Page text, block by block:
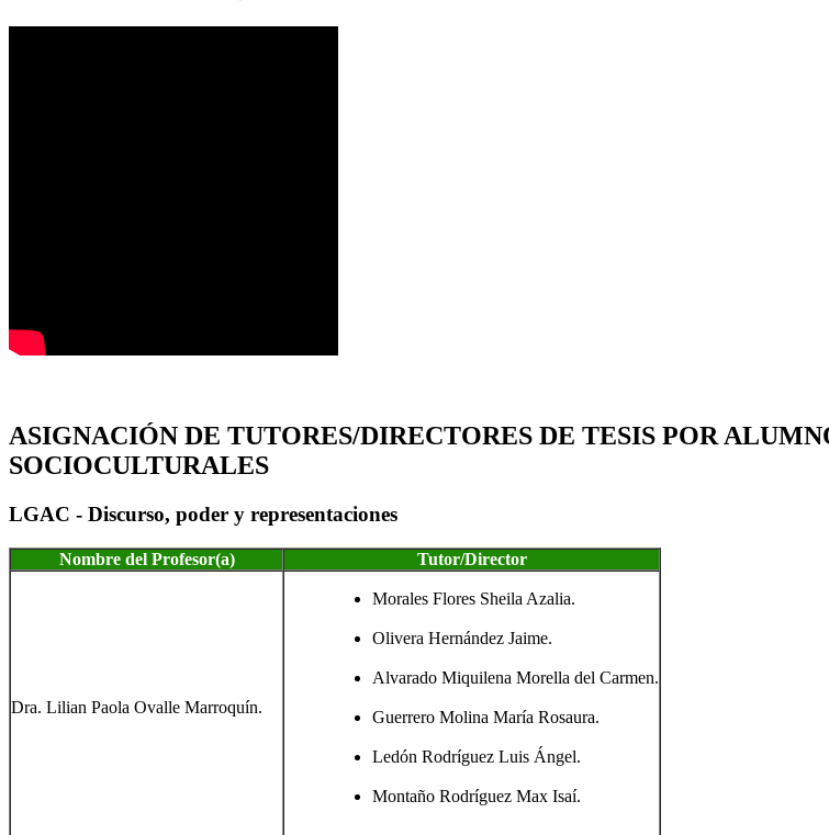
ASIGNACIÓN DE TUTORES/DIRECTORES DE TESIS POR
SOCIOCULTURALES
LGAC - Discurso, poder y representaciones
Nombre del Profesor(a) Tutor/Director
Dra. Lilian Paola Ovalle Marroquín.
Morales Flores Sheila Azalia.
Olivera Hernández Jaime.
Alvarado Miquilena Morella del Carmen.
Guerrero Molina María Rosaura.
Ledón Rodríguez Luis Ángel.
Montaño Rodríguez Max Isaí.